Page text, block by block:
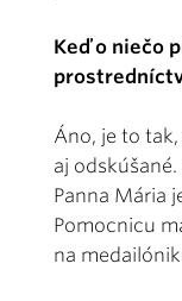
Keď o niečo
Áno, je to
aj
Panna Mária
Pomocnicu
na